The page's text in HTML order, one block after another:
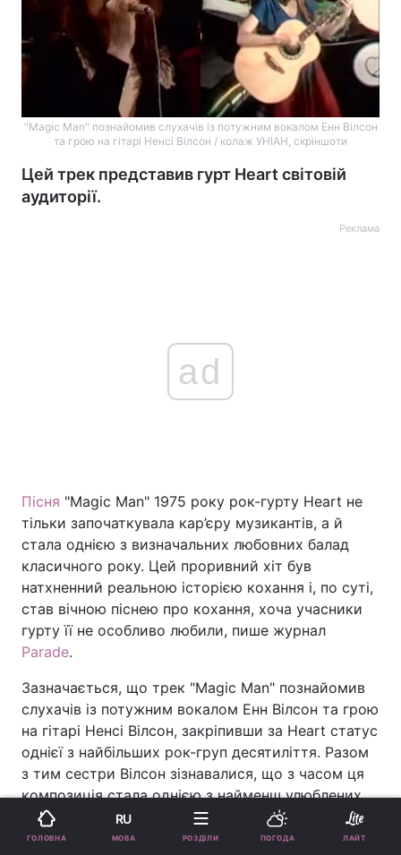
"Magic Man" познайомив слухачів із потужним вокалом Енн Вілсон
та грою на гітарі Ненсі Вілсон / колаж УНІАН, скріншоти
Цей трек представив гурт Heart світовій
аудиторії.
Реклама
ad
Пісня "Magic Man" 1975 року рок-гурту Heart не
тільки започаткувала кар’єру музикантів, а й
стала однією з визначальних любовних балад
класичного року. Цей проривний хіт був
натхненний реальною історією кохання і, по суті,
став вічною піснею про кохання, хоча учасники
гурту її не особливо любили, пише журнал
Parade.
Зазначається, що трек "Magic Man" познайомив
слухачів із потужним вокалом Енн Вілсон та грою
на гітарі Ненсі Вілсон, закріпивши за Heart статус
однієї з найбільших рок-груп десятиліття. Разом
з тим сестри Вілсон зізнавалися, що з часом ця
композиція стала однією з найменш улюблених
для виконання, незважаючи на її незмінну
популярність.
ГОЛОВНА
RU
МОВА РОЗДІЛИ ПОГОДА ЛАЙТ